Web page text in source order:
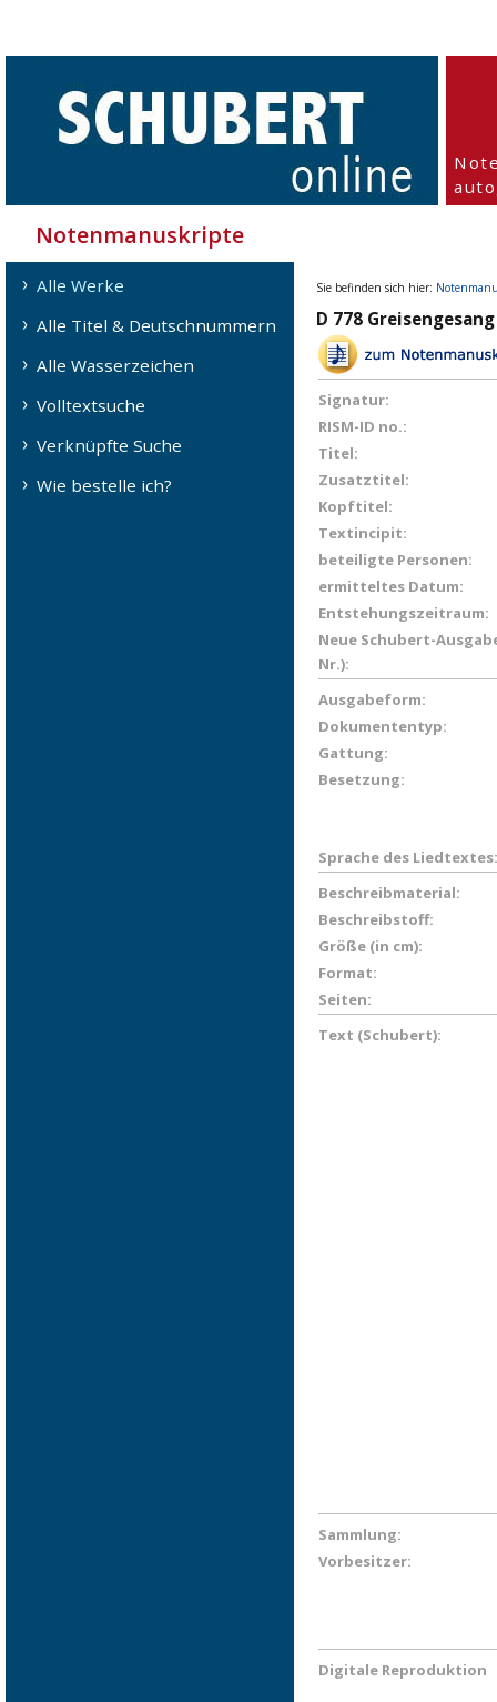
Notenmanuskripte
Alle Werke
Alle Titel & Deutschnummern
Alle Wasserzeichen
Volltextsuche
Verknüpfte Suche
Wie bestelle ich?
Sie befinden sich hier:
D 778
Signatur:
RISM-ID no.:
Titel:
Zusatztitel:
Kopftitel:
Textincipit:
beteiligte Personen:
ermitteltes Datum:
Entstehungszeitraum:
Neue Schubert-
Nr.):
Ausgabeform:
Dokumententyp:
Gattung:
Besetzung:
Sprache des Liedtextes:
Beschreibmaterial:
Beschreibstoff:
Größe (in cm):
Format:
Seiten:
Text (Schubert):
Sammlung:
Vorbesitzer:
Digitale Reproduktion